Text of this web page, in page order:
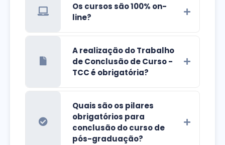
Os cursos são 100% on-
line?
A realização do Trabalho
de Conclusão de Curso -
TCC é obrigatória?
Quais são os pilares
obrigatórios para
conclusão do curso de
pós-graduação?